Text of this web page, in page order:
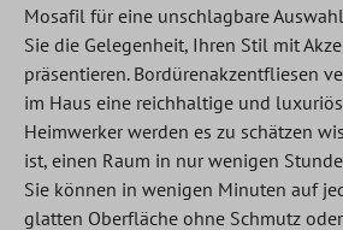
Mosafil für eine unschlagbare
Sie die Gelegenheit, Ihren Stil mit
präsentieren. Bordürenakzentfliesen
im Haus eine reichhaltige und
Heimwerker werden es zu schätzen
ist, einen Raum in nur wenigen
Sie können in wenigen Minuten auf
glatten Oberfläche ohne Schmutz